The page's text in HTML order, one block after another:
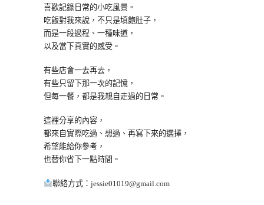
喜歡記錄日常的小吃風景。
吃飯對我來說，不只是填飽肚子，
而是一段過程、一種味道，
以及當下真實的感受。
有些店會一去再去，
有些只留下那一次的記憶，
但每一餐，都是我親自走過的日常。
這裡分享的內容，
都來自實際吃過、想過、再寫下來的選擇，
希望能給你參考，
也替你省下一點時間。
聯絡方式： jessie01019@gmail.com